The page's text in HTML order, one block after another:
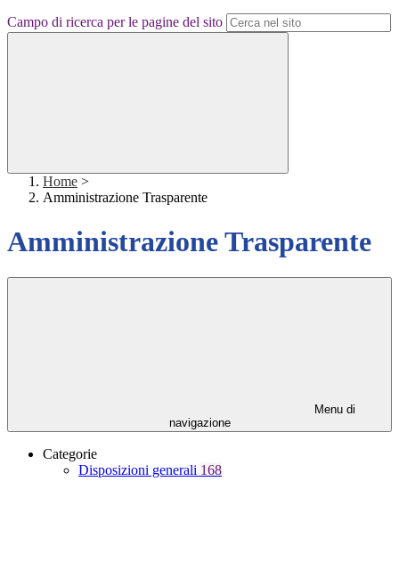
Campo di ricerca per le pagine del sito
Home >
Amministrazione Trasparente
Amministrazione Trasparente
Menu di
navigazione
Categorie
Disposizioni generali 168